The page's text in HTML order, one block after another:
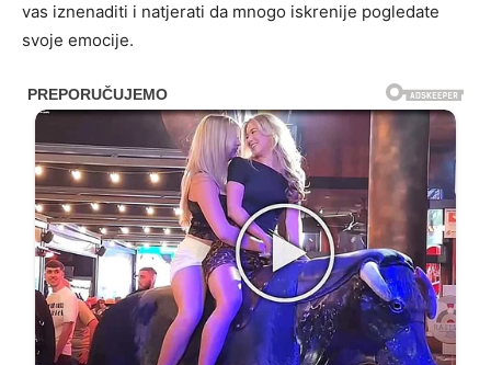
vas iznenaditi i natjerati da mnogo iskrenije pogledate
svoje emocije.